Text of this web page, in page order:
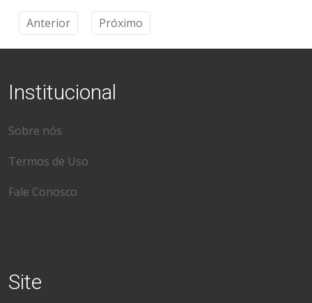
Anterior Próximo
Institucional
Sobre nós
Termos de Uso
Fale Conosco
Site